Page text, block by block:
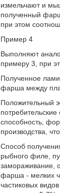
измельчают и
полученный
при этом
Пример 4
Выполняют
примеру 3, при
Полученное
фарша между
Положительный
способность,
производства,
Способ
рыбного филе,
замораживание,
фарша - мелких
частиковых